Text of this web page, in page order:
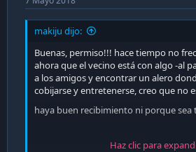
makiju dijo:
Buenas, permiso!!! hace tiempo no
ahora que el vecino está con algo -al
a los amigos y encontrar un alero
cobijarse y entretenerse, creo que no
haya buen recibimiento ni porque sea
Haz clic para